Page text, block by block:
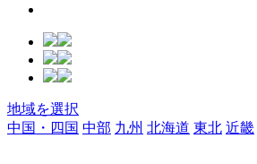
地域を選択
中国・四国 中部 九州 北海道 東北 近畿